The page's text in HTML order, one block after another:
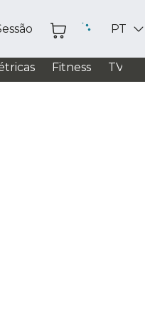
PT
Fitness TV /